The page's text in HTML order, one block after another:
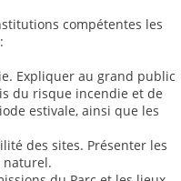
compétentes les
Expliquer au grand public
du risque incendie et de
estivale, ainsi que les
des sites. Présenter les
naturel.